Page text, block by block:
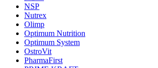
NSP
Nutrex
Olimp
Optimum Nutrition
Optimum System
OstroVit
PharmaFirst